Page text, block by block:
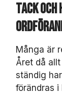
Tack
Många är
Året då
ständig
förändras